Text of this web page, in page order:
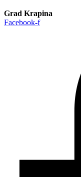
Grad Krapina
Facebook-f